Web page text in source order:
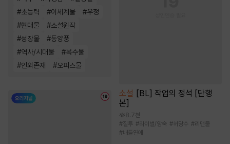
#초능력 #이세계물 #우정
#현대물 #소설원작
#성장물 #동양풍
#역사/시대물 #복수물
#인외존재 #오피스물
소설 [BL] 작업의 정석 [단행
본]
8.7천
#질투 #라이벌/앙숙 #허당수 #리맨물
#배틀연애